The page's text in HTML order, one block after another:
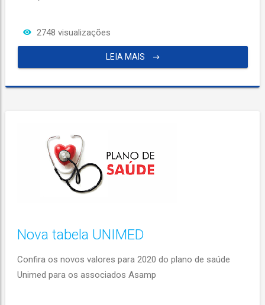
2748 visualizações
LEIA MAIS
Nova tabela UNIMED
Confira os novos valores para 2020 do plano de saúde
Unimed para os associados Asamp